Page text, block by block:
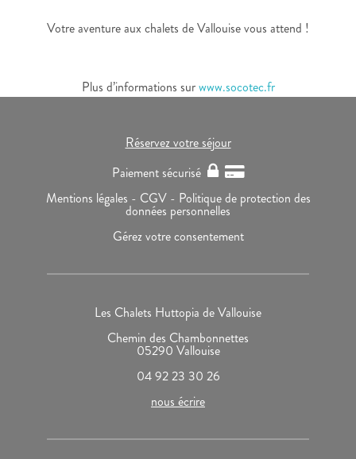
Votre aventure aux chalets de Vallouise vous attend !
Plus d’informations surwww.socotec.fr
Réservez votre séjour
Paiement sécurisé
Mentions légales - CGV - Politique de protection des
données personnelles
Gérez votre consentement
Les Chalets Huttopia de Vallouise
Chemin des Chambonnettes
05290 Vallouise
04 92 23 30 26
nous écrire